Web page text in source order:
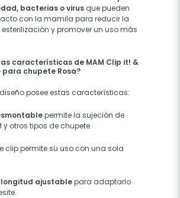
bacterias o virus que pueden
con la mamila para reducir la
y promover un uso más
características de MAM Clip it! &
para chupete Rosa?
posee estas características:
permite la sujeción de
y otros tipos de chupete.
clip permite su uso con una sola
longitud ajustablepara adaptarlo